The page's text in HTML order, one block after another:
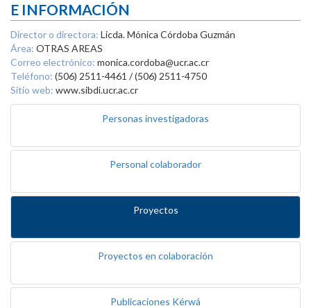
E INFORMACIÓN
Director o directora: Licda. Mónica Córdoba Guzmán
Área: OTRAS AREAS
Correo electrónico: monica.cordoba@ucr.ac.cr
Teléfono: (506) 2511-4461 / (506) 2511-4750
Sitio web: www.sibdi.ucr.ac.cr
Personas investigadoras
Personal colaborador
Proyectos
Proyectos en colaboración
Publicaciones Kérwá